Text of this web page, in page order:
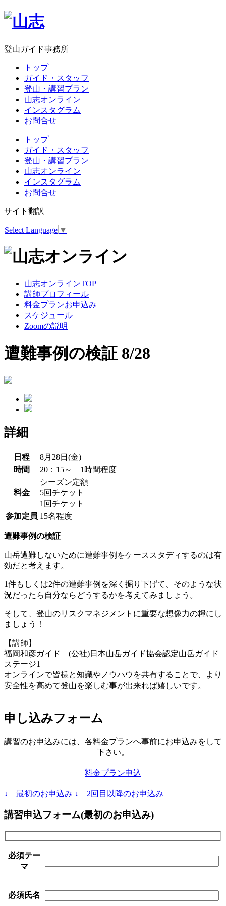
登山ガイド事務所
トップ
ガイド・スタッフ
登山・講習プラン
山志オンライン
インスタグラム
お問合せ
トップ
ガイド・スタッフ
登山・講習プラン
山志オンライン
インスタグラム
お問合せ
サイト翻訳
Select Language ▼
山志オンラインTOP
講師プロフィール
料金プランお申込み
スケジュール
Zoomの説明
遭難事例の検証 8/28
詳細
日程
8月28日(金)
時間
20：15～ 1時間程度
料金
シーズン定額
5回チケット
1回チケット
参加定員 15名程度
遭難事例の検証
山岳遭難しないために遭難事例をケーススタディするのは有
効だと考えます。
1件もしくは2件の遭難事例を深く掘り下げて、そのような状
況だったら自分ならどうするかを考えてみましょう。
そして、登山のリスクマネジメントに重要な想像力の糧にし
ましょう！
【講師】
福岡和彦ガイド (公社)日本山岳ガイド協会認定山岳ガイド
ステージ1
オンラインで皆様と知識やノウハウを共有することで、より
安全性を高めて登山を楽しむ事が出来れば嬉しいです。
申し込みフォーム
講習のお申込みには、各料金プランへ事前にお申込みをして
下さい。
料金プラン申込
↓ 最初のお申込み ↓ 2回目以降のお申込み
講習申込フォーム(最初のお申込み)
必須テー
マ
必須氏名